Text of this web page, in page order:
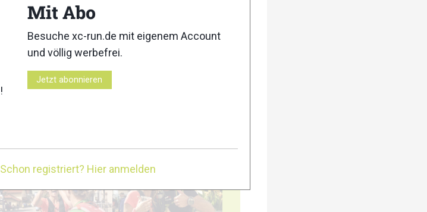
54 55
!
Mit Abo
Besuche xc-run.de mit eigenem Account
und völlig werbefrei.
Jetzt abonnieren
Schon registriert? Hier anmelden